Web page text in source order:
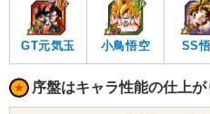
GT元気玉 小鳥悟空 SS
序盤はキャラ性能の仕上